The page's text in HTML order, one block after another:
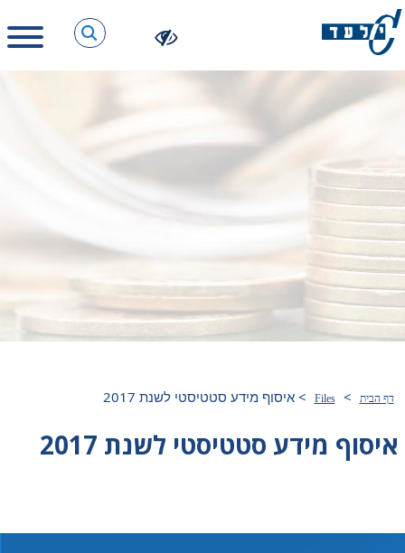
דף הבית >
Files
>איסוף מידע סטטיסטי לשנת 2017
איסוף מידע סטטיסטי לשנת 2017